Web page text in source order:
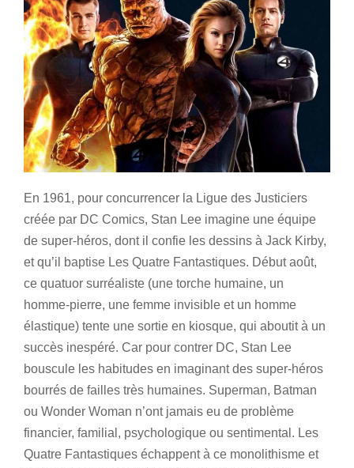
En 1961, pour concurrencer la Ligue des Justiciers
créée par DC Comics, Stan Lee imagine une équipe
de super-héros, dont il confie les dessins à Jack Kirby,
et qu’il baptise Les Quatre Fantastiques. Début août,
ce quatuor surréaliste (une torche humaine, un
homme-pierre, une femme invisible et un homme
élastique) tente une sortie en kiosque, qui aboutit à un
succès inespéré. Car pour contrer DC, Stan Lee
bouscule les habitudes en imaginant des super-héros
bourrés de failles très humaines. Superman, Batman
ou Wonder Woman n’ont jamais eu de problème
financier, familial, psychologique ou sentimental. Les
Quatre Fantastiques échappent à ce monolithisme et